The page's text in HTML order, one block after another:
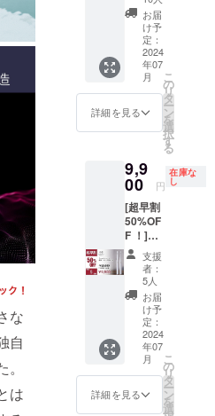
な
自
は
（ご購
入より
１年
間）
売価
格：
9,900円
●サイ
ズ/重
量：
22.3cm/
45g●カ
ラー展
使用方
法、使
用上の
注意事
項：歯
の表面
にブラ
シを当
て、一
本ずつ
ずらし
ながら
ゆっく
りと動
かしま
シゴシ
磨かな
状況、
使用部
材の供
給状
況、製
造工程
上の都
合等に
る場合
があり
※税込、
送料込
みの価
格で
す。
個） ※
デザイ
ン・仕
様は変
更にな
る可能
性もご
ざいま
い。 ※
ご注文
状況、
使用部
材の供
給状
況、製
造工程
上の都
合等に
より出
荷時期
が遅れ
る場合
があり
ます。
※税込、
・ミニ
マルソ
ニック×
１（最
新ver）
・5,980
円 ［
9,900円
の約
39%OF
本体×1
個 ・交
換式ブ
ラシ
ヘッド
×2個 ・
充電
ケーブ
ル×1個
（箱サ
イズ：
220mm
×50mm
×20mm
） ※デ
ザイ
ン・仕
お届
け予
定：
2024
年07
月
詳細を見る
こ
の
リ
タ
ー
ン
を
選
択
す
る
9,9
00 円
在庫な
し
[超早割
50%OF
F ！]
（限定5
個） ・
ミニマ
ルソ
ニック×
２セッ
ト（最
新ver）
・9,900
円 ［
19,800
円の
支援
者：
5人
お届
け予
定：
2024
年07
月
詳細を見る
こ
の
リ
タ
ー
ン
を
選